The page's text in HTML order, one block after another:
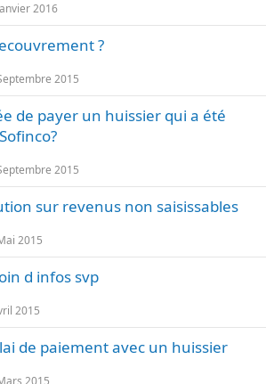
2016
?
2015
de payer un huissier qui a été
2015
sur revenus non saisissables
2015
d infos svp
2015
de paiement avec un huissier
2015